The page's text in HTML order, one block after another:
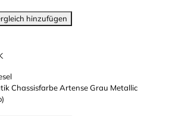
hinzufügen
Chassisfarbe Artense Grau Metallic